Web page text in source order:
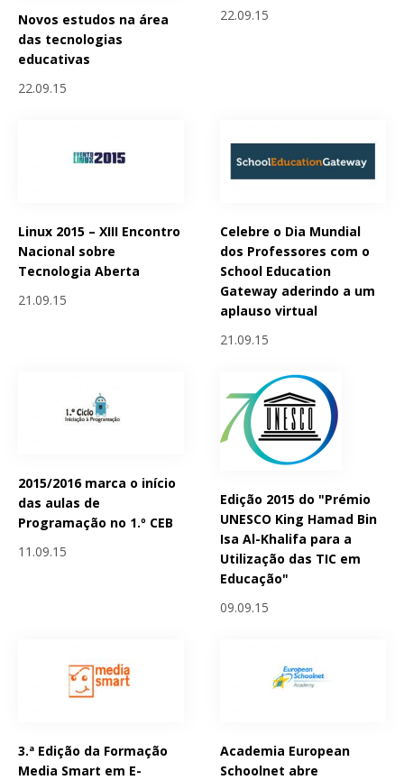
Novos estudos na área
das tecnologias
educativas
22.09.15
22.09.15
Linux 2015 – XIII Encontro
Nacional sobre
Tecnologia Aberta
21.09.15
Celebre o Dia Mundial
dos Professores com o
School Education
Gateway aderindo a um
aplauso virtual
21.09.15
2015/2016 marca o início
das aulas de
Programação no 1.º CEB
11.09.15
Edição 2015 do "Prémio
UNESCO King Hamad Bin
Isa Al-Khalifa para a
Utilização das TIC em
Educação"
09.09.15
3.ª Edição da Formação
Media Smart em E-
Academia European
Schoolnet abre